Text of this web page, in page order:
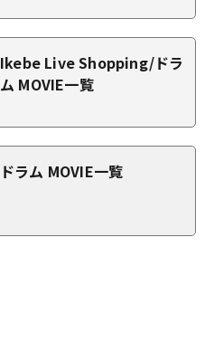
Ikebe Live Shopping/ドラ
ム MOVIE一覧
ドラム MOVIE一覧